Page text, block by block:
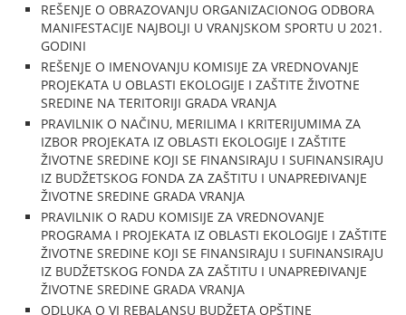
REŠENJE O OBRAZOVANJU ORGANIZACIONOG ODBORA
MANIFESTACIJE NAJBOLJI U VRANJSKOM SPORTU U 2021.
GODINI
REŠENJE O IMENOVANJU KOMISIJE ZA VREDNOVANJE
PROJEKATA U OBLASTI EKOLOGIJE I ZAŠTITE ŽIVOTNE
SREDINE NA TERITORIJI GRADA VRANJA
PRAVILNIK O NAČINU, MERILIMA I KRITERIJUMIMA ZA
IZBOR PROJEKATA IZ OBLASTI EKOLOGIJE I ZAŠTITE
ŽIVOTNE SREDINE KOJI SE FINANSIRAJU I SUFINANSIRAJU
IZ BUDŽETSKOG FONDA ZA ZAŠTITU I UNAPREĐIVANJE
ŽIVOTNE SREDINE GRADA VRANJA
PRAVILNIK O RADU KOMISIJE ZA VREDNOVANJE
PROGRAMA I PROJEKATA IZ OBLASTI EKOLOGIJE I ZAŠTITE
ŽIVOTNE SREDINE KOJI SE FINANSIRAJU I SUFINANSIRAJU
IZ BUDŽETSKOG FONDA ZA ZAŠTITU I UNAPREĐIVANJE
ŽIVOTNE SREDINE GRADA VRANJA
ODLUKA O VI REBALANSU BUDŽETA OPŠTINE